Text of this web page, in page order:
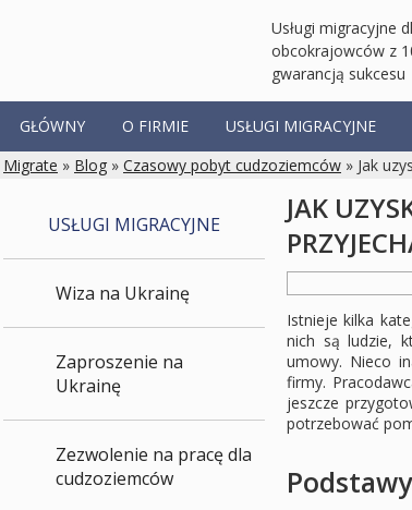
Usługi migracyjne
obcokrajowców z
gwarancją sukcesu
GŁÓWNY O FIRMIE USŁUGI MIGRACYJNE
Migrate » Blog » Czasowy pobyt cudzoziemców » Jak
JAK
Istnieje kilka
nich są ludzie,
umowy. Nieco
firmy.
jeszcze
potrzebować
USŁUGI MIGRACYJNE
Wiza na Ukrainę
Zaproszenie na
Ukrainę
Zezwolenie na pracę dla
cudzoziemców